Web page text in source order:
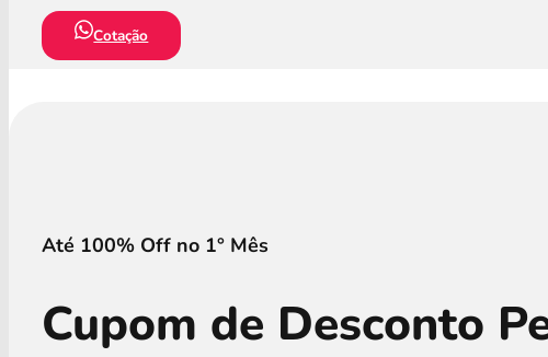
Cotação
Até 100% Off no 1° Mês
Cupom de Desconto